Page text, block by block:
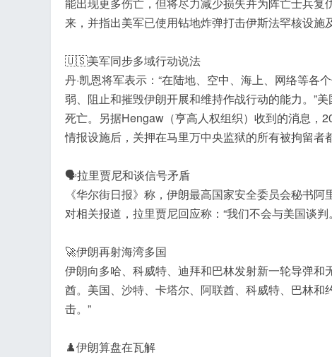
来，并指出美军已使用钻地炸弹打击伊斯法罕核设施
🇺🇸美军同步多域行动说法
丹·凯恩将军表示：“在陆地、空中、海上、网络等
弱、阻止和摧毁伊朗开展和维持作战行动的能力。”
死亡。另据Hengaw（亨高人权组织）收到的消息，
情报设施后，关押在马里万中央监狱的所有被拘留者
🗣️拉里贾尼和谈信号矛盾
《华尔街日报》称，伊朗最高国家安全委员会秘书
对相关报道，拉里贾尼回应称：“我们不会与美国谈判
🚀伊朗再射海湾多国
伊朗向多哈、科威特、迪拜和巴林发射新一轮导弹
酋。美国、沙特、卡塔尔、阿联酋、科威特、巴林
击。”
♟️伊朗算盘在瓦解